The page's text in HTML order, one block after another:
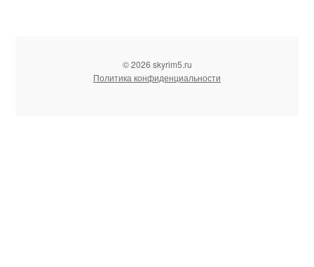
© 2026 skyrim5.ru
Политика конфиденциальности